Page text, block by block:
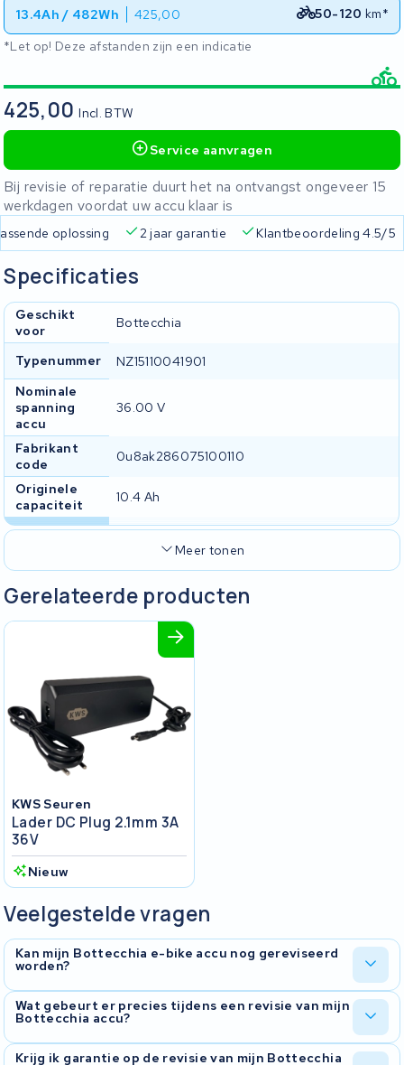
13.4Ah / 482Wh 425,00 50-120 km*
*Let op! Deze afstanden zijn een indicatie
425,00Incl. BTW
Service aanvragen
Bij revisie of reparatie duurt het na ontvangst ongeveer 15
werkdagen voordat uw accu klaar is
oplossing 2 jaar garantie Klantbeoordeling 4.5/5
Specificaties
Geschikt
voor
Bottecchia
Typenummer
NZ15110041901
Nominale
spanning
accu
36.00 V
Fabrikant
code
0u8ak286075100110
Originele
capaciteit
10.4 Ah
Meer tonen
Gerelateerde producten
KWS Seuren
Lader DC Plug 2.1mm 3A
36V
Nieuw
Veelgestelde vragen
Kan mijn Bottecchia e-bike accu nog gereviseerd
worden?
In de meeste gevallen wel. KWS Seuren heeft ervaring met meer
dan 825 verschillende akkumodellen en 510 merken. We bekijken
elke accu individueel: als de behuizing en het BMS (Battery
Management System) nog intact zijn, kunnen we de cellen
Wat gebeurt er precies tijdens een revisie van mijn
Bottecchia accu?
Je accu wordt eerst volledig getest om de huidige staat van de
Krijg ik garantie op de revisie van mijn Bottecchia